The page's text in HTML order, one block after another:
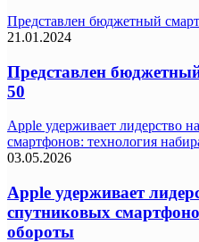
Представлен бюджетный
21.01.2024
Представлен
50
Apple удерживает лидерство
смартфонов: технология
03.05.2026
Apple удерживает
спутниковых
обороты